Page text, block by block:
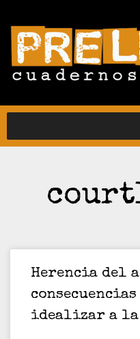
Herencia del
idealizar a la